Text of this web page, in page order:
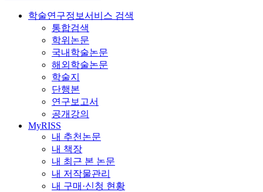
학술연구정보서비스 검색
통합검색
학위논문
국내학술논문
해외학술논문
학술지
단행본
연구보고서
공개강의
MyRISS
내 추천논문
내 책장
내 최근 본 논문
내 저작물관리
내 구매·신청 현황